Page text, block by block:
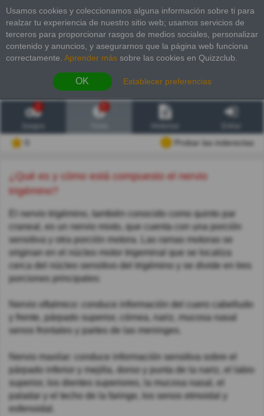
Usamos cookies y coleccionamos alguna información sobre ti para
realzar tu experiencia de nuestro sitio web; usamos servicios de
terceros para proporcionar rasgos de medios sociales, personalizar
contenido y anuncios, y asegurarnos que la página web funciona
correctamente. Aprender más sobre las cookies en Quizzclub.
OK Establecer preferencias
2
Probar las inderectas
¿Qué es y cómo está compuesto el nervio
trigémino?
El nervio trigémino, también conocido como quinto par
craneal, es un nervio mixto, que cuenta con una porción
sensitiva y otra porción motora. Las ramas motoras se
originan en el núcleo motor trigeminal que se localiza
cerca del núcleo sensitivo del trigémino y se divide en tres
porciones principales:
Nervio oftalmico: conduce información del cuero cabelludo
y frente, párpado superior, córnea, nariz, mucosa nasal
senos frontales y partes de las meninges.
Nervio maxilar: conduce información sensitiva sobre el
párpado inferior y mejilla, dorso y punta de la nariz, el labio
superior, los dientes superiores, la mucosa nasal, el
paladar y el techo de la faringe, los senos etmoidal y
esfenoidal.